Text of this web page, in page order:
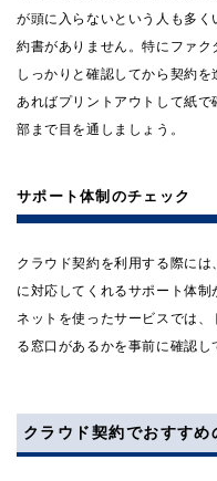
が頭に入らないという人も多
約書がありません。特にファク
しっかりと確認してから契約
あればプリントアウトして紙
部まで目を通しましょう。
サポート体制のチェック
クラウド契約を利用する際に
に対応してくれるサポート体
ネットを使ったサービスでは
る窓口があるかを事前に確認し
クラウド契約でおすす